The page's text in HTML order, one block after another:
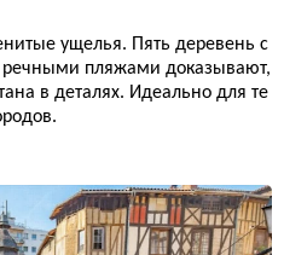
ущелья. Пять деревень с
пляжами доказывают,
в деталях. Идеально для те